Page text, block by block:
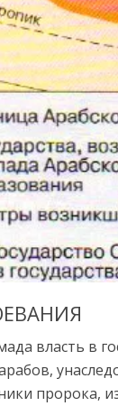
власть в
пророка,